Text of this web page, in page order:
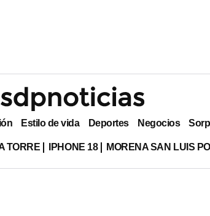
Estilo de vida Deportes Negocios
TORRE IPHONE 18 MORENA SAN LUIS